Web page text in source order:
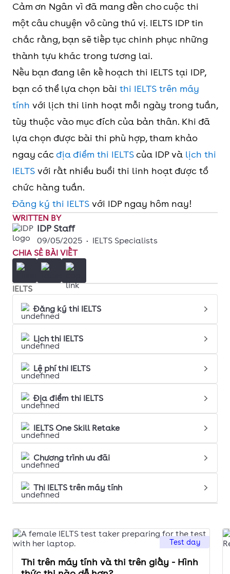
Cảm ơn Ngân vì đã mang đến cho cuộc thi
một câu chuyện vô cùng thú vị. IELTS IDP tin
chắc rằng, bạn sẽ tiếp tục chinh phục những
thành tựu khác trong tương lai.
Nếu bạn đang lên kế hoạch thi IELTS tại IDP,
bạn có thể lựa chọn bài thi IELTS trên máy
tính với lịch thi linh hoạt mỗi ngày trong tuần,
tùy thuộc vào mục đích của bản thân. Khi đã
lựa chọn được bài thi phù hợp, tham khảo
ngay các địa điểm thi IELTS của IDP và lịch thi
IELTS với rất nhiều buổi thi linh hoạt được tổ
chức hàng tuần.
Đăng ký thi IELTS với IDP ngay hôm nay!
WRITTEN BY
IDP Staff
09/05/2025 • IELTS Specialists
CHIA SẺ BÀI VIẾT
IELTS
Đăng ký thi IELTS
Lịch thi IELTS
Lệ phí thi IELTS
Địa điểm thi IELTS
IELTS One Skill Retake
Chương trình ưu đãi
Thi IELTS trên máy tính
Test day
Thi trên máy tính và thi trên giấy - Hình